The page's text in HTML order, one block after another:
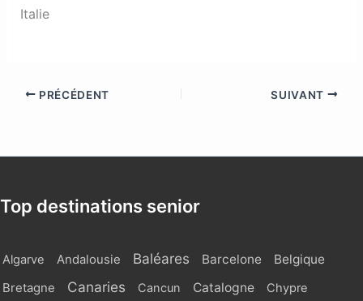
Italie
PRÉCÉDENT SUIVANT
Top destinations senior
Algarve Andalousie Baléares Barcelone Belgique
Bretagne Canaries Cancun Catalogne
Chypre